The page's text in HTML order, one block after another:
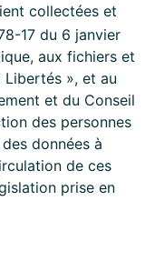
collectées et
17 du 6 janvier
aux fichiers et
», et au
et du Conseil
des personnes
données à
de ces
prise en